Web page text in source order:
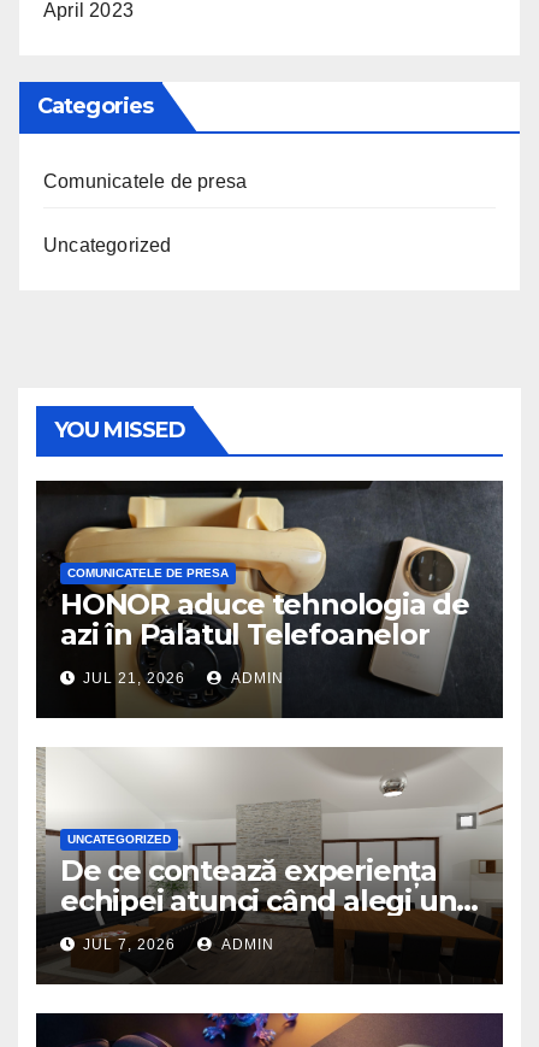
April 2023
Categories
Comunicatele de presa
Uncategorized
YOU MISSED
COMUNICATELE DE PRESA
HONOR aduce tehnologia de
azi în Palatul Telefoanelor
JUL 21, 2026 ADMIN
UNCATEGORIZED
De ce contează experiența
echipei atunci când alegi un
birou de arhitectură
JUL 7, 2026 ADMIN